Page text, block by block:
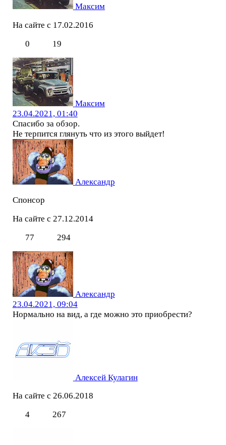
Максим
На сайте с 17.02.2016
0
19
Максим
23.04.2021, 01:40
Спасибо за обзор.
Не терпится глянуть что из этого выйдет!
Александр
Спонсор
На сайте с 27.12.2014
77
294
Александр
23.04.2021, 09:04
Нормально на вид, а где можно это приобрести?
Алексей Кулагин
На сайте с 26.06.2018
4
267